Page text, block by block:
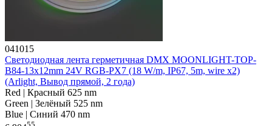
041015
Светодиодная лента герметичная DMX MOONLIGHT-TOP-
B84-13x12mm 24V RGB-PX7 (18 W/m, IP67, 5m, wire x2)
(Arlight, Вывод прямой, 2 года)
Red | Красный 625 nm
Green | Зелёный 525 nm
Blue | Синий 470 nm